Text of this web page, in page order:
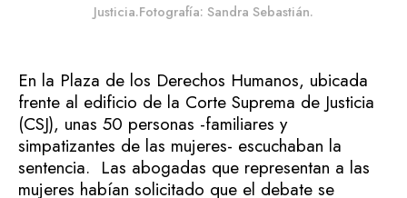
Justicia.Fotografía: Sandra Sebastián.
En la Plaza de los Derechos Humanos, ubicada
frente al edificio de la Corte Suprema de Justicia
(CSJ), unas 50 personas -familiares y
simpatizantes de las mujeres- escuchaban la
sentencia. Las abogadas que representan a las
mujeres habían solicitado que el debate se